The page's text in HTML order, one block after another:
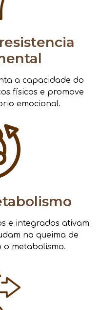
a capacidade do
físicos e promove
emocional.
e integrados ativam
na queima de
o metabolismo.